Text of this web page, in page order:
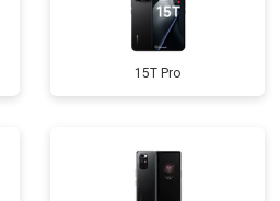
15T Pro